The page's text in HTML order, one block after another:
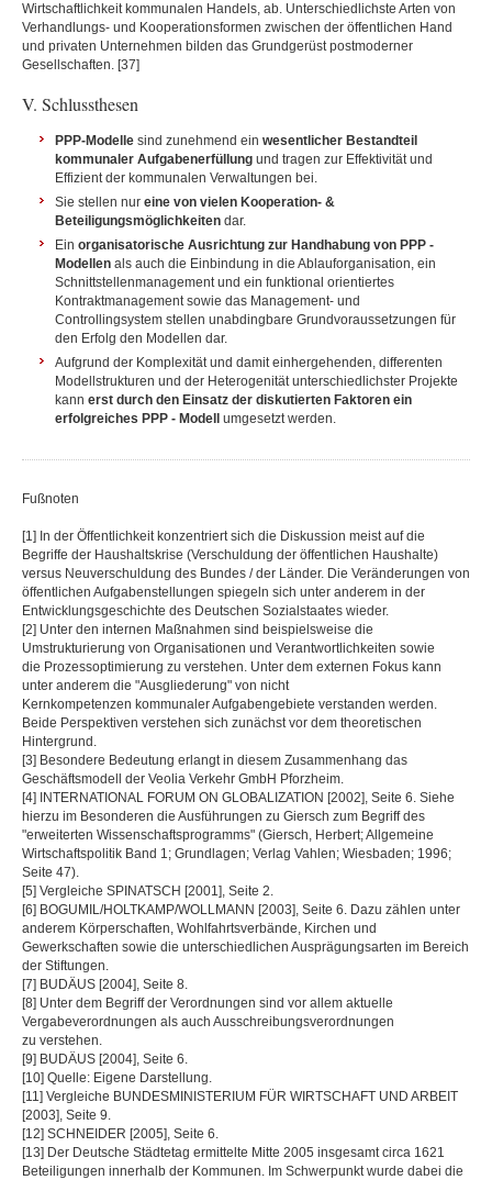
Wirtschaftlichkeit kommunalen Handels, ab. Unterschiedlichste Arten von
Verhandlungs- und Kooperationsformen zwischen der öffentlichen Hand
und privaten Unternehmen bilden das Grundgerüst postmoderner
Gesellschaften. [37]
V. Schlussthesen
PPP-Modelle sind zunehmend ein wesentlicher Bestandteil
kommunaler Aufgabenerfüllung und tragen zur Effektivität und
Effizient der kommunalen Verwaltungen bei.
Sie stellen nur eine von vielen Kooperation- &
Beteiligungsmöglichkeiten dar.
Ein organisatorische Ausrichtung zur Handhabung von PPP -
Modellen als auch die Einbindung in die Ablauforganisation, ein
Schnittstellenmanagement und ein funktional orientiertes
Kontraktmanagement sowie das Management- und
Controllingsystem stellen unabdingbare Grundvoraussetzungen für
den Erfolg den Modellen dar.
Aufgrund der Komplexität und damit einhergehenden, differenten
Modellstrukturen und der Heterogenität unterschiedlichster Projekte
kann erst durch den Einsatz der diskutierten Faktoren ein
erfolgreiches PPP - Modell
umgesetzt werden.
Fußnoten
[1] In der Öffentlichkeit konzentriert sich die Diskussion meist auf die
Begriffe der Haushaltskrise (Verschuldung der öffentlichen Haushalte)
versus Neuverschuldung des Bundes / der Länder. Die Veränderungen von
öffentlichen Aufgabenstellungen spiegeln sich unter anderem in der
Entwicklungsgeschichte des Deutschen Sozialstaates wieder.
[2] Unter den internen Maßnahmen sind beispielsweise die
Umstrukturierung von Organisationen und Verantwortlichkeiten sowie
die Prozessoptimierung zu verstehen. Unter dem externen Fokus kann
unter anderem die "Ausgliederung" von nicht
Kernkompetenzen kommunaler Aufgabengebiete verstanden werden.
Beide Perspektiven verstehen sich zunächst vor dem theoretischen
Hintergrund.
[3] Besondere Bedeutung erlangt in diesem Zusammenhang das
Geschäftsmodell der Veolia Verkehr GmbH Pforzheim.
[4] INTERNATIONAL FORUM ON GLOBALIZATION [2002], Seite 6. Siehe
hierzu im Besonderen die Ausführungen zu Giersch zum Begriff des
"erweiterten Wissenschaftsprogramms" (Giersch, Herbert; Allgemeine
Wirtschaftspolitik Band 1; Grundlagen; Verlag Vahlen; Wiesbaden; 1996;
Seite 47).
[5] Vergleiche SPINATSCH [2001], Seite 2.
[6] BOGUMIL/HOLTKAMP/WOLLMANN [2003], Seite 6. Dazu zählen unter
anderem Körperschaften, Wohlfahrtsverbände, Kirchen und
Gewerkschaften sowie die unterschiedlichen Ausprägungsarten im Bereich
der Stiftungen.
[7] BUDÄUS [2004], Seite 8.
[8] Unter dem Begriff der Verordnungen sind vor allem aktuelle
Vergabeverordnungen als auch Ausschreibungsverordnungen
zu verstehen.
[9] BUDÄUS [2004], Seite 6.
[10] Quelle: Eigene Darstellung.
[11] Vergleiche BUNDESMINISTERIUM FÜR WIRTSCHAFT UND ARBEIT
[2003], Seite 9.
[12] SCHNEIDER [2005], Seite 6.
[13] Der Deutsche Städtetag ermittelte Mitte 2005 insgesamt circa 1621
Beteiligungen innerhalb der Kommunen. Im Schwerpunkt wurde dabei die